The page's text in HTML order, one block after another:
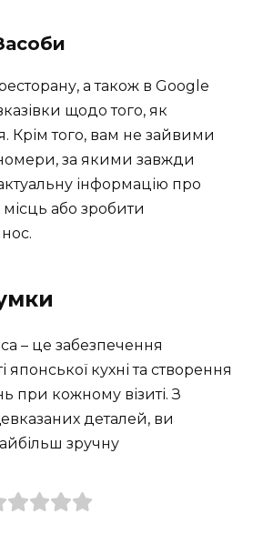
а також в Google
щодо того, як
Крім того, вам не зайвими
за якими завжди
інформацію про
місць або зробити
– це забезпечення
японської кухні та створення
при кожному візиті. З
деталей, ви
зручну